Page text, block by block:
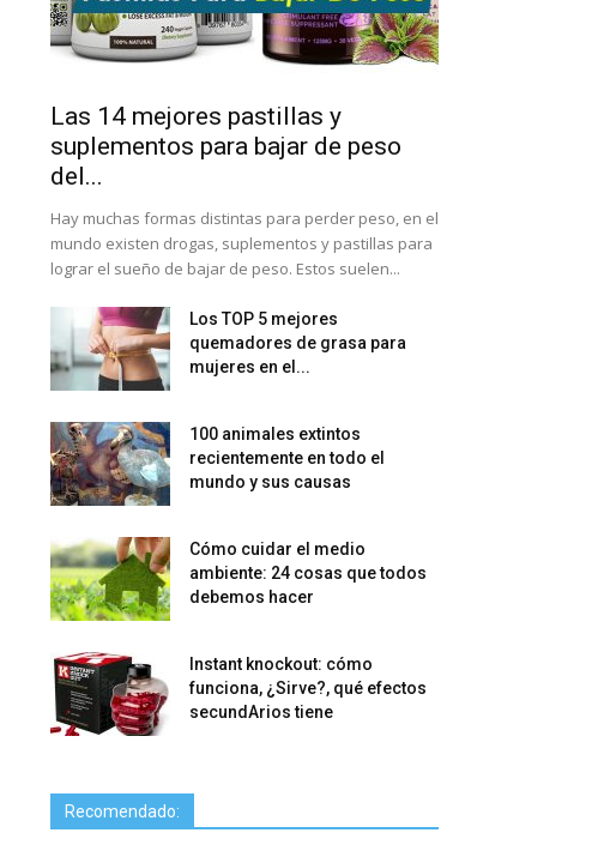
Las 14 mejores pastillas y
suplementos para bajar de peso
del...
Hay muchas formas distintas para perder peso, en el
mundo existen drogas, suplementos y pastillas para
lograr el sueño de bajar de peso. Estos suelen...
Los TOP 5 mejores
quemadores de grasa para
mujeres en el...
100 animales extintos
recientemente en todo el
mundo y sus causas
Cómo cuidar el medio
ambiente: 24 cosas que todos
debemos hacer
Instant knockout: cómo
funciona, ¿Sirve?, qué efectos
secundArios tiene
Recomendado: